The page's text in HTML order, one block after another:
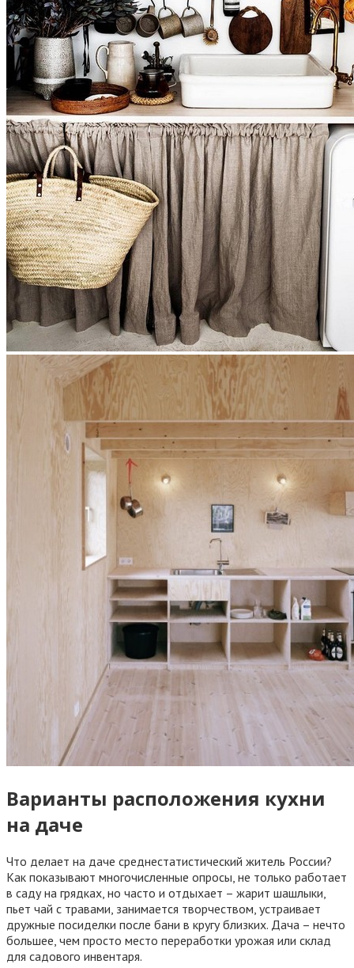
Варианты расположения кухни
на даче
Что делает на даче среднестатистический житель России?
Как показывают многочисленные опросы, не только работает
в саду на грядках, но часто и отдыхает – жарит шашлыки,
пьет чай с травами, занимается творчеством, устраивает
дружные посиделки после бани в кругу близких. Дача – нечто
большее, чем просто место переработки урожая или склад
для садового инвентаря.